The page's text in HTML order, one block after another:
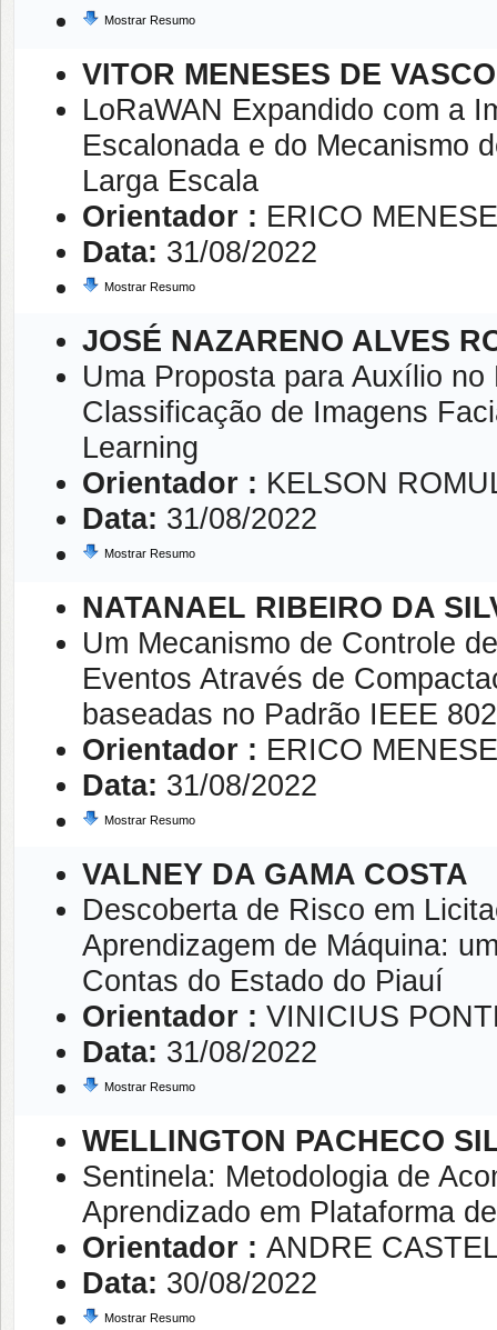
Mostrar Resumo
VITOR MENESES DE
LoRaWAN Expandido com a
Escalonada e do Mecanismo
Larga Escala
Orientador : ERICO
Data: 31/08/2022
Mostrar Resumo
JOSÉ NAZARENO ALVES
Uma Proposta para Auxílio
Classificação de Imagens
Learning
Orientador : KELSON
Data: 31/08/2022
Mostrar Resumo
NATANAEL RIBEIRO DA
Um Mecanismo de Controle
Eventos Através de
baseadas no Padrão IEEE
Orientador : ERICO
Data: 31/08/2022
Mostrar Resumo
VALNEY DA GAMA COSTA
Descoberta de Risco em
Aprendizagem de Máquina:
Contas do Estado do Piauí
Orientador : VINICIUS
Data: 31/08/2022
Mostrar Resumo
WELLINGTON PACHECO
Sentinela: Metodologia de
Aprendizado em Plataforma
Orientador : ANDRE
Data: 30/08/2022
Mostrar Resumo